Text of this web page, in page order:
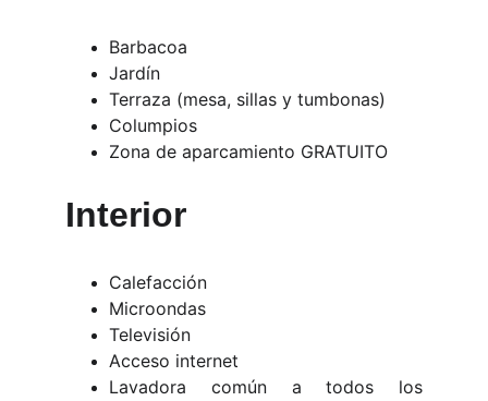
Interior
Calefacción
Microondas
Televisión
Acceso internet
Lavadora común a todos los
Barbacoa
Jardín
Terraza (mesa, sillas y tumbonas)
Columpios
Zona de aparcamiento GRATUITO